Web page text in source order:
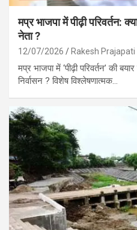
मप्र भाजपा में पीढ़ी परिवर्तन:
नेता ?
12/07/2026 Rakesh Prajapati
मप्र भाजपा में ‘पीढ़ी परिवर्तन’ की
निर्वासन ? विशेष विश्लेषणात्मक…